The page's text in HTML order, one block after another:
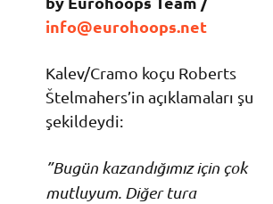
info@eurohoops.net
Kalev/Cramo koçu Roberts
Štelmahers’in açıklamaları şu
şekildeydi:
”Bugün kazandığımız için çok
mutluyum. Diğer tura